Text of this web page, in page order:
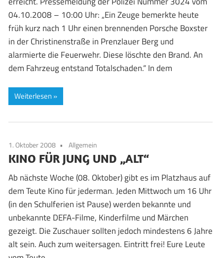
04.10.2008 – 10:00 Uhr: „Ein Zeuge bemerkte heute
früh kurz nach 1 Uhr einen brennenden Porsche Boxster
in der Christinenstraße in Prenzlauer Berg und
alarmierte die Feuerwehr. Diese löschte den Brand. An
dem Fahrzeug entstand Totalschaden.“ In dem
Weiterlesen
1. Oktober 2008 Allgemein
KINO FÜR JUNG UND „ALT“
Ab nächste Woche (08. Oktober) gibt es im Platzhaus auf
dem Teute Kino für jederman. Jeden Mittwoch um 16 Uhr
(in den Schulferien ist Pause) werden bekannte und
unbekannte DEFA-Filme, Kinderfilme und Märchen
gezeigt. Die Zuschauer sollten jedoch mindestens 6 Jahre
alt sein. Auch zum weitersagen. Eintritt frei! Eure Leute